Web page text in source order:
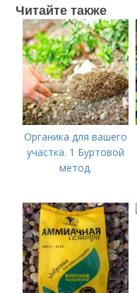
Читайте также
Органика для вашего
участка. 1 Буртовой
метод.